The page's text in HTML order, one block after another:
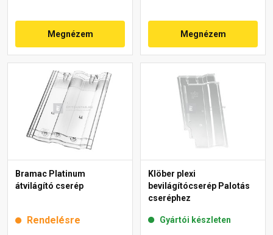
Megnézem Megnézem
Bramac Platinum
átvilágító cserép
Rendelésre
Klöber plexi
bevilágítócserép Palotás
cseréphez
Gyártói készleten